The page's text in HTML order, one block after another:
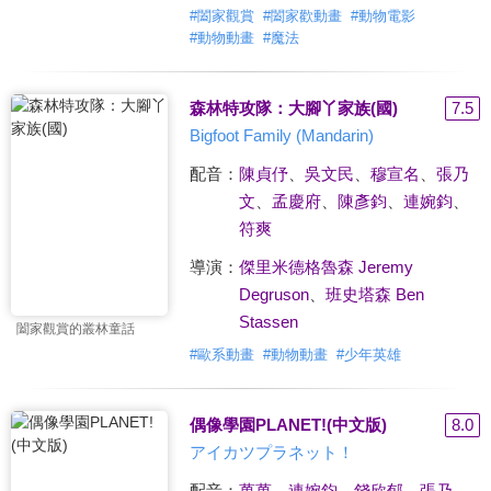
#闔家觀賞 #闔家歡動畫 #動物電影
#動物動畫 #魔法
闔家觀賞的叢林童話
森林特攻隊：大腳丫家族(國)
7.5
Bigfoot Family (Mandarin)
配音： 陳貞伃、 吳文民 穆宣名
張乃
文
孟慶府、 陳彥鈞 連婉鈞
符爽
導演： 傑里米德格魯森 Jeremy
Degruson、 班史塔森 Ben
Stassen
#歐系動畫 #動物動畫 #少年英雄
偶像學園PLANET!(中文版)
8.0
アイカツプラネット！